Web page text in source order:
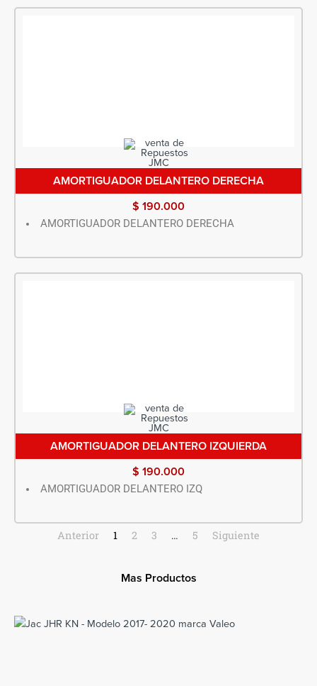
AMORTIGUADOR DELANTERO DERECHA
$ 190.000
AMORTIGUADOR DELANTERO DERECHA
AMORTIGUADOR DELANTERO IZQUIERDA
$ 190.000
AMORTIGUADOR DELANTERO IZQ
Anterior 1 2 3 … 5 Siguiente
Mas Productos